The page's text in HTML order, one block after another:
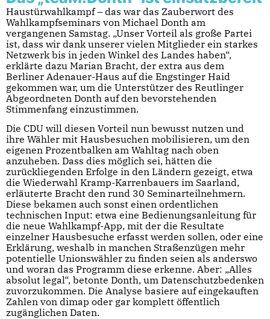
Haustürwahlkampf – das war das Zauberwort des
Wahlkampfseminars von Michael Donth am
vergangenen Samstag. „Unser Vorteil als große Partei
ist, dass wir dank unserer vielen Mitglieder ein starkes
Netzwerk bis in jeden Winkel des Landes haben“,
erklärte dazu Marian Bracht, der extra aus dem
Berliner Adenauer-Haus auf die Engstinger Haid
gekommen war, um die Unterstützer des Reutlinger
Abgeordneten Donth auf den bevorstehenden
Stimmenfang einzustimmen.
Die CDU will diesen Vorteil nun bewusst nutzen und
ihre Wähler mit Hausbesuchen mobilisieren, um den
eigenen Prozentbalken am Wahltag nach oben
anzuheben. Dass dies möglich sei, hätten die
zurückliegenden Erfolge in den Ländern gezeigt, etwa
die Wiederwahl Kramp-Karrenbauers im Saarland,
erläuterte Bracht den rund 30 Seminarteilnehmern.
Diese bekamen auch sonst einen ordentlichen
technischen Input: etwa eine Bedienungsanleitung für
die neue Wahlkampf-App, mit der die Resultate
einzelner Hausbesuche erfasst werden sollen, oder eine
Erklärung, weshalb in manchen Straßenzügen mehr
potentielle Unionswähler zu finden seien als anderswo
und woran das Programm diese erkenne. Aber: „Alles
absolut legal“, betonte Donth, um Datenschutzbedenken
zuvorzukommen. Die Analyse basiere auf eingekauften
Zahlen von dimap oder gar komplett öffentlich
zugänglichen Daten.